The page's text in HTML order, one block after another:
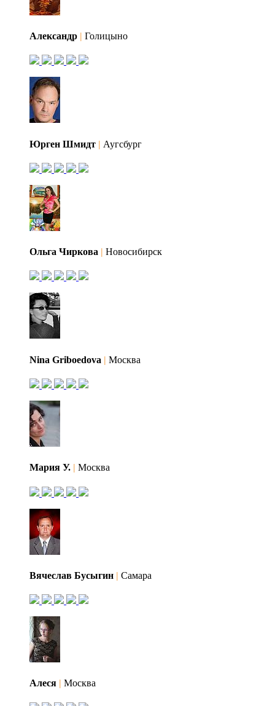
Александр | Голицыно
Юрген Шмидт | Аугсбург
Ольга Чиркова | Новосибирск
Nina Griboedova | Москва
Мария У. | Москва
Вячеслав Бусыгин | Самара
Алеся | Москва